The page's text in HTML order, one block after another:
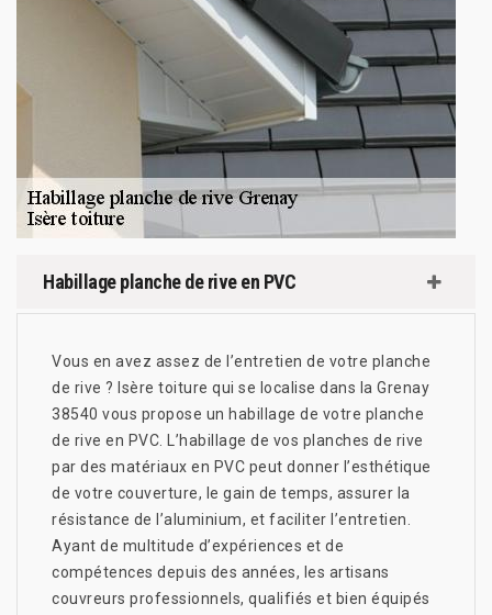
Habillage planche de rive en PVC
Vous en avez assez de l’entretien de votre planche
de rive ? Isère toiture qui se localise dans la Grenay
38540 vous propose un habillage de votre planche
de rive en PVC. L’habillage de vos planches de rive
par des matériaux en PVC peut donner l’esthétique
de votre couverture, le gain de temps, assurer la
résistance de l’aluminium, et faciliter l’entretien.
Ayant de multitude d’expériences et de
compétences depuis des années, les artisans
couvreurs professionnels, qualifiés et bien équipés